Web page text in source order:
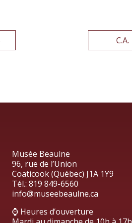
C.A.
Musée Beaulne
96, rue de l’Union
Coaticook (Québec) J1A 1Y9
Tél.: 819 849-6560
info@museebeaulne.ca
⌚ Heures d’ouverture